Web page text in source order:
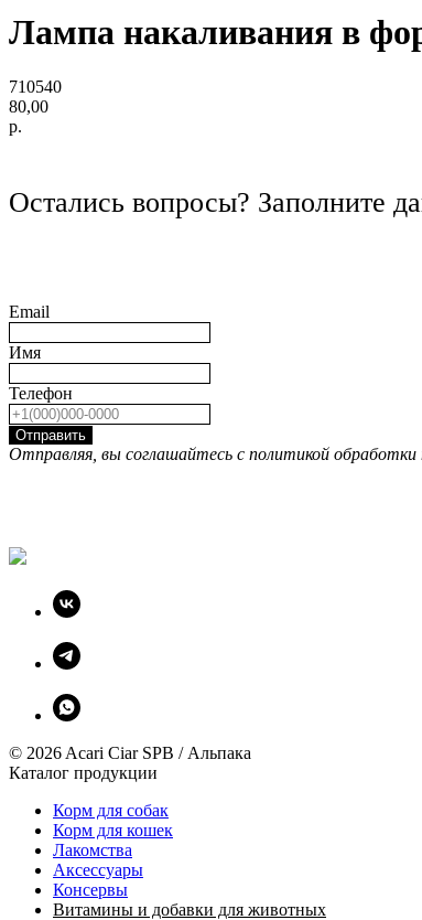
Лампа накаливания в
710540
80,00
р.
Остались вопросы? Заполните
Email
Имя
Телефон
Отправить
Отправляя, вы соглашайтесь с политикой обработки
© 2026 Acari Ciar SPB / Альпака
Каталог продукции
Корм для собак
Корм для кошек
Лакомства
Аксессуары
Консервы
Витамины и добавки для животных